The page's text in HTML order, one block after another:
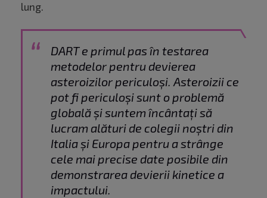
lung.
DART e primul pas în testarea
metodelor pentru devierea
asteroizilor periculoși. Asteroizii ce
pot fi periculoși sunt o problemă
globală și suntem încântați să
lucram alături de colegii noștri din
Italia și Europa pentru a strânge
cele mai precise date posibile din
demonstrarea devierii kinetice a
impactului.